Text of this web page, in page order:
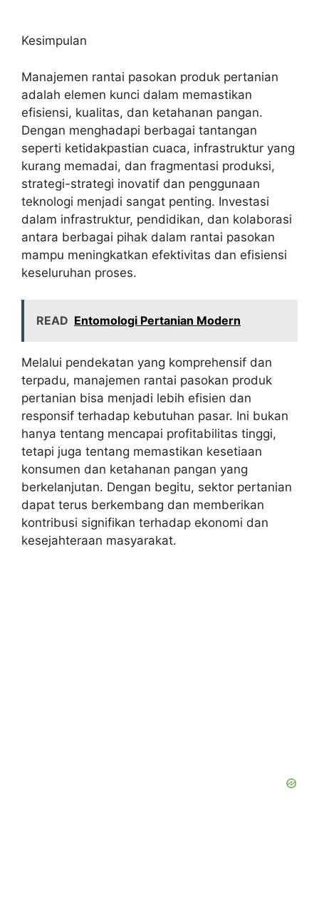
Kesimpulan
Manajemen rantai pasokan produk pertanian
adalah elemen kunci dalam memastikan
efisiensi, kualitas, dan ketahanan pangan.
Dengan menghadapi berbagai tantangan
seperti ketidakpastian cuaca, infrastruktur yang
kurang memadai, dan fragmentasi produksi,
strategi-strategi inovatif dan penggunaan
teknologi menjadi sangat penting. Investasi
dalam infrastruktur, pendidikan, dan kolaborasi
antara berbagai pihak dalam rantai pasokan
mampu meningkatkan efektivitas dan efisiensi
keseluruhan proses.
READ Entomologi Pertanian Modern
Melalui pendekatan yang komprehensif dan
terpadu, manajemen rantai pasokan produk
pertanian bisa menjadi lebih efisien dan
responsif terhadap kebutuhan pasar. Ini bukan
hanya tentang mencapai profitabilitas tinggi,
tetapi juga tentang memastikan kesetiaan
konsumen dan ketahanan pangan yang
berkelanjutan. Dengan begitu, sektor pertanian
dapat terus berkembang dan memberikan
kontribusi signifikan terhadap ekonomi dan
kesejahteraan masyarakat.